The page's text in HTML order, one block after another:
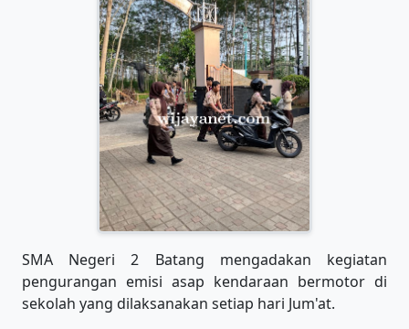
SMA Negeri 2 Batang mengadakan kegiatan
pengurangan emisi asap kendaraan bermotor di
sekolah yang dilaksanakan setiap hari Jum'at.